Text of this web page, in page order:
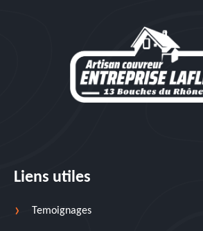
Liens utiles
Temoignages